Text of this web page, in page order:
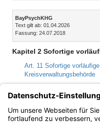
Inhalt
BayPsychKHG
Text gilt ab: 01.04.2026
Fassung: 24.07.2018
Kapitel 2 Sofortige
Art. 11 Sofortige
Kreisverwaltungsbehörde
Art. 13 Sofortige
Leitung der Einrichtung